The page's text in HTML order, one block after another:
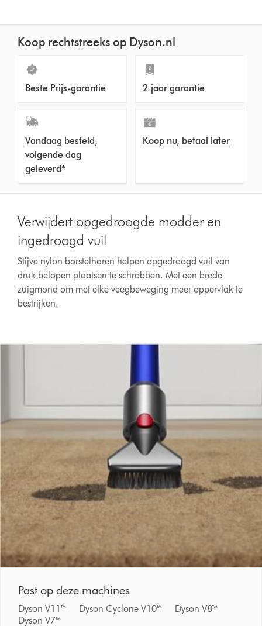
Koop rechtstreeks op Dyson.nl
Beste Prijs-garantie 2 jaar garantie
Vandaag besteld,
volgende dag
geleverd*
Koop nu, betaal later
Verwijdert opgedroogde modder en
ingedroogd vuil
Stijve nylon borstelharen helpen opgedroogd vuil van
druk belopen plaatsen te schrobben. Met een brede
zuigmond om met elke veegbeweging meer oppervlak te
bestrijken.
Past op deze machines
Dyson V11™ Dyson Cyclone V10™ Dyson V8™
Dyson V7™